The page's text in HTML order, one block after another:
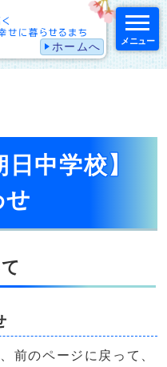
ホームへ メニュー
日中学校】
前のページに戻って、